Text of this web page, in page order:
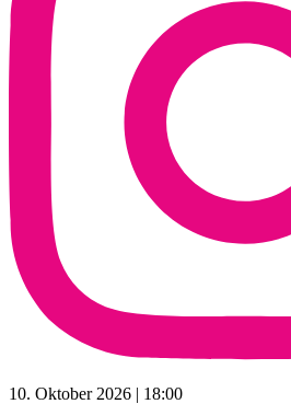
10. Oktober 2026 | 18:00